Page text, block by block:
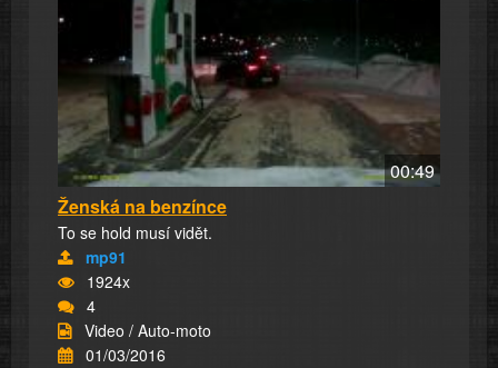
00:49
Ženská na benzínce
To se hold musí vidět.
mp91
1924x
4
Video / Auto-moto
01/03/2016